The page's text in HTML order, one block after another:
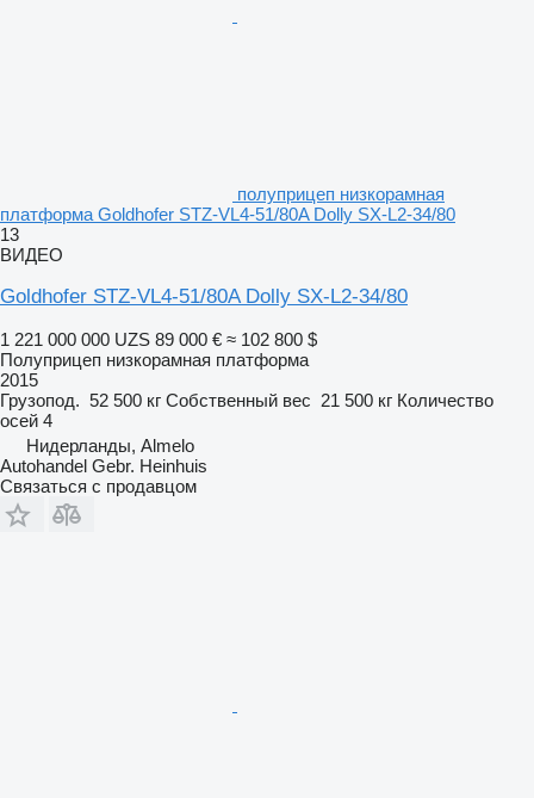
полуприцеп низкорамная
платформа Goldhofer STZ-VL4-51/80A Dolly SX-L2-34/80
13
ВИДЕО
Goldhofer STZ-VL4-51/80A Dolly SX-L2-34/80
1 221 000 000 UZS 89 000 € ≈ 102 800 $
Полуприцеп низкорамная платформа
2015
Грузопод. 52 500 кг Собственный вес 21 500 кг Количество
осей 4
Нидерланды, Almelo
Autohandel Gebr. Heinhuis
Связаться с продавцом